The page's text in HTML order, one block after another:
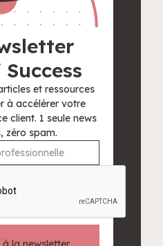
et ressources
à accélérer votre
client. 1 seule news
zéro spam.